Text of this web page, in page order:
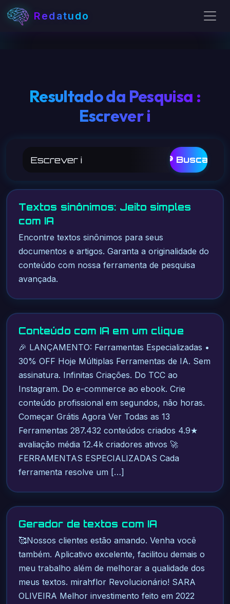
Redatudo
Resultado da Pesquisa :
Escrever i
🔎 Buscar
Textos sinônimos: Jeito simples
com IA
Encontre textos sinônimos para seus
documentos e artigos. Garanta a originalidade do
conteúdo com nossa ferramenta de pesquisa
avançada.
Conteúdo com IA em um clique
🎉 LANÇAMENTO: Ferramentas Especializadas •
30% OFF Hoje Múltiplas Ferramentas de IA. Sem
assinatura. Infinitas Criações. Do TCC ao
Instagram. Do e-commerce ao ebook. Crie
conteúdo profissional em segundos, não horas.
Começar Grátis Agora Ver Todas as 13
Ferramentas 287.432 conteúdos criados 4.9★
avaliação média 12.4k criadores ativos 🚀
FERRAMENTAS ESPECIALIZADAS Cada
ferramenta resolve um […]
Gerador de textos com IA
🥰Nossos clientes estão amando. Venha você
também. Aplicativo excelente, facilitou demais o
meu trabalho além de melhorar a qualidade dos
meus textos. mirahflor Revolucionário! SARA
OLIVEIRA Melhor investimento feito em 2022